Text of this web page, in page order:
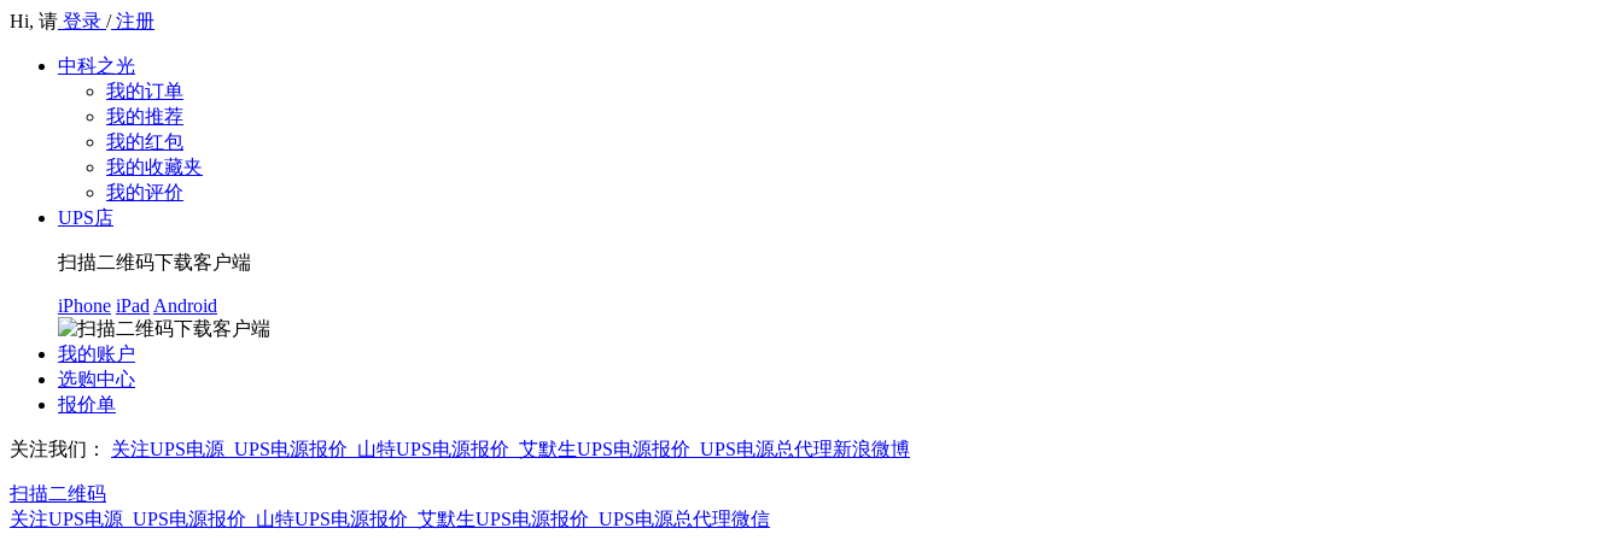
Hi, 请 登录 /注册
中科之光
我的订单
我的推荐
我的红包
我的收藏夹
我的评价
UPS店
扫描二维码下载客户端
iPhone iPad Android
我的账户
选购中心
报价单
关注我们： 关注UPS电源_UPS电源报价_山特UPS电源报价_艾默生UPS电源报价_UPS电源总代理新浪微博
扫描二维码
关注UPS电源_UPS电源报价_山特UPS电源报价_艾默生UPS电源报价_UPS电源总代理微信